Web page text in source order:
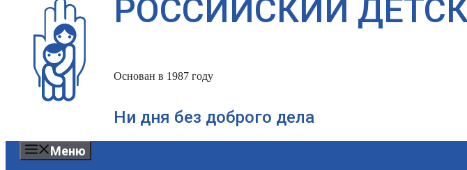
РОССИЙСКИЙ
Основан в 1987 году
Ни дня без доброго дела
Меню